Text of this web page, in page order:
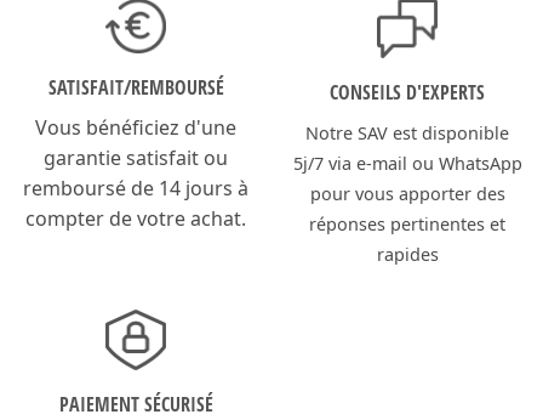
SATISFAIT/REMBOURSÉ
Vous bénéficiez d'une
garantie satisfait ou
remboursé de 14 jours à
compter de votre achat.
CONSEILS D'EXPERTS
Notre SAV est disponible
5j/7 via e-mail ou WhatsApp
pour vous apporter des
réponses pertinentes et
rapides
PAIEMENT SÉCURISÉ